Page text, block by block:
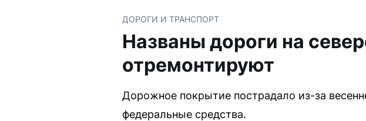
ДОРОГИ И ТРАНСПОРТ
Названы дороги на
отремонтируют
Дорожное покрытие пострадало из-за
федеральные средства.